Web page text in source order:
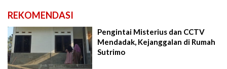
REKOMENDASI
Pengintai Misterius dan CCTV
Mendadak, Kejanggalan di Rumah
Sutrimo